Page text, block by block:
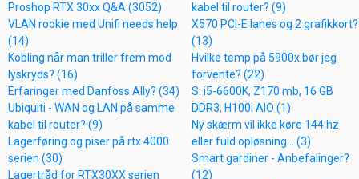
Proshop RTX 30xx Q&A (3052)
VLAN rookie med Unifi needs help
(14)
Kobling når man triller frem mod
lyskryds? (16)
Erfaringer med Danfoss Ally? (34)
Ubiquiti - WAN og LAN på samme
kabel til router? (9)
Lagerføring og piser på rtx 4000
serien (30)
Lagertråd for RTX30XX serien
kabel til router? (9)
X570 PCI-E lanes og 2 grafikkort?
(13)
Hvilke temp på 5900x bør jeg
forvente? (22)
S: i5-6600K, Z170 mb, 16 GB
DDR3, H100i AIO (1)
Ny skærm vil ikke køre 144 hz
eller fuld opløsning... (3)
Smart gardiner - Anbefalinger?
(12)